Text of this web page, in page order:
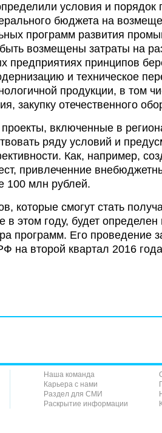
условия и порядок
бюджета на
программ развития
быть возмещены затраты на
предприятиях принципов
и техническое
продукции, в том
закупку отечественного
включенные в
ряду условий и
Как, например,
привлеченние
100 млн рублей.
которые смогут стать
в этом году, будет определен
программ. Его проведение
на второй квартал 2016
Наша команда
Карьера с нами
Раздел для СМИ
Раскрытие информации